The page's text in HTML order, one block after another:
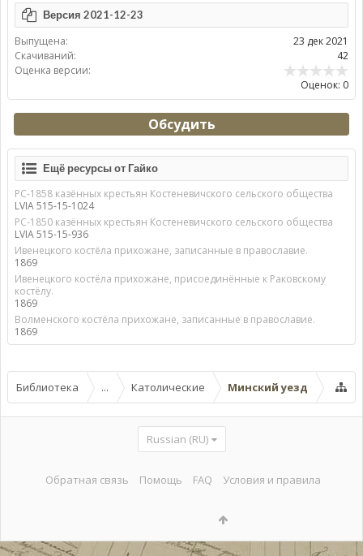
Версия 2021-12-23
Выпущена:
23 дек 2021
Скачиваний:
42
Оценка версии:
Оценок: 0
Обсудить
Ещё ресурсы от Гайко
РС-1858 казённых крестьян Костеневичского сельского общества
LVIA 515-15-1024
РС-1850 казённых крестьян Костеневичского сельского общества
LVIA 515-15-936
Ивенецкого костёла прихожане, записанные в православие.
1869
Ивенецкого костёла прихожане, присоединённые к Раковскому
костёлу.
1869
Волменского костёла прихожане, записанные в православие.
1869
Библиотека ... Католические Минский уезд
Russian (RU)
Обратная связь Помощь FAQ Условия и правила